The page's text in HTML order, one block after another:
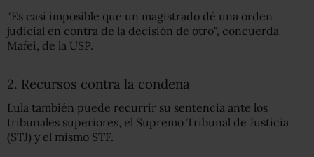
"Es casi imposible que un magistrado dé una orden
judicial en contra de la decisión de otro", concuerda
Mafei, de la USP.
2. Recursos contra la condena
Lula también puede recurrir su sentencia ante los
tribunales superiores, el Supremo Tribunal de Justicia
(STJ) y el mismo STF.